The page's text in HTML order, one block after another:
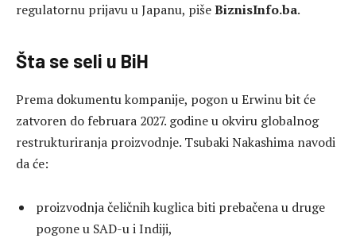
regulatornu prijavu u Japanu, pišeBiznisInfo.ba.
Šta se seli u BiH
Prema dokumentu kompanije, pogon u Erwinu bit će
zatvoren do februara 2027. godine u okviru globalnog
restrukturiranja proizvodnje. Tsubaki Nakashima navodi
da će:
proizvodnja čeličnih kuglica biti prebačena u druge
pogone u SAD-u i Indiji,